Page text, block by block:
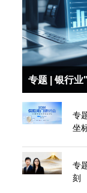
专题 | 银行
专
坐
专
刻